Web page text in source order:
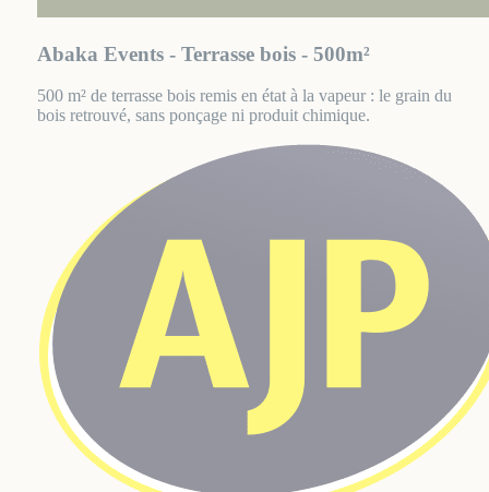
Abaka Events - Terrasse bois - 500m²
500 m² de terrasse bois remis en état à la vapeur : le grain du
bois retrouvé, sans ponçage ni produit chimique.